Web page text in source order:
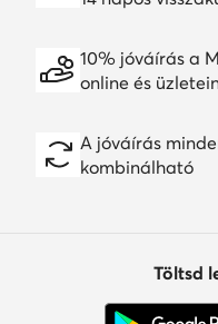
10% jóváírás a
online és
A jóváírás
kombinálható
Töltsd